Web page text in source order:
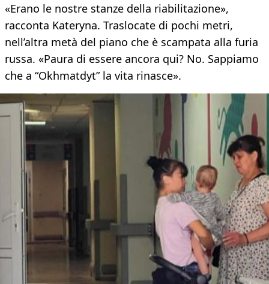
«Erano le nostre stanze della riabilitazione»,
racconta Kateryna. Traslocate di pochi metri,
nell’altra metà del piano che è scampata alla furia
russa. «Paura di essere ancora qui? No. Sappiamo
che a “Okhmatdyt” la vita rinasce».